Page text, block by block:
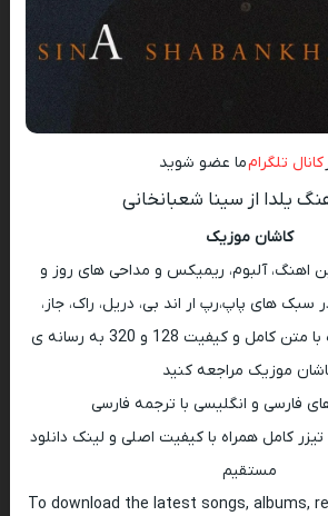
کانال تلگرامما عضو شوید
یلدا از سینا شعبانخانی
کاشان موزیک
اهنگ، آلبوم، ریمیکس و مداحی های روز و
سبک های پاپ،رپ ار اند بی، دریل، راک، جاز،
هیپ هاپ و اپرا همراه با متن کامل و کیفیت 128 و 320 به رسانه ی
موزیک مراجعه کنید
فارسی و انگلیسی با ترجمه فارسی
کامل همراه با کیفیت اصلی و لینک دانلود
مستقیم
To download the latest songs, albums,